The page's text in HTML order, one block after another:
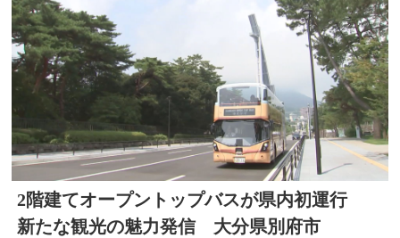
2階建てオープントップバスが県内初運行
新たな観光の魅力発信 大分県別府市